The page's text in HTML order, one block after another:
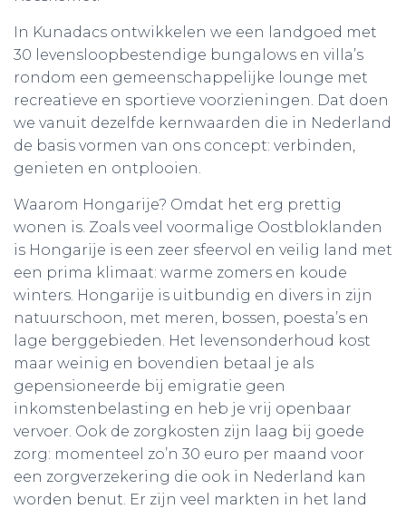
In Kunadacs ontwikkelen we een landgoed met
30 levensloopbestendige bungalows en villa’s
rondom een gemeenschappelijke lounge met
recreatieve en sportieve voorzieningen. Dat doen
we vanuit dezelfde kernwaarden die in Nederland
de basis vormen van ons concept: verbinden,
genieten en ontplooien.
Waarom Hongarije? Omdat het erg prettig
wonen is. Zoals veel voormalige Oostbloklanden
is Hongarije is een zeer sfeervol en veilig land met
een prima klimaat: warme zomers en koude
winters. Hongarije is uitbundig en divers in zijn
natuurschoon, met meren, bossen, poesta’s en
lage berggebieden. Het levensonderhoud kost
maar weinig en bovendien betaal je als
gepensioneerde bij emigratie geen
inkomstenbelasting en heb je vrij openbaar
vervoer. Ook de zorgkosten zijn laag bij goede
zorg: momenteel zo’n 30 euro per maand voor
een zorgverzekering die ook in Nederland kan
worden benut. Er zijn veel markten in het land